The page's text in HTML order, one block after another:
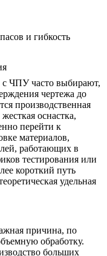
и гибкость
с ЧПУ часто выбирают,
чертежа до
производственная
оснастка,
перейти к
материалов,
работающих в
тестирования или
короткий путь
удельная
причина, по
обработку.
больших